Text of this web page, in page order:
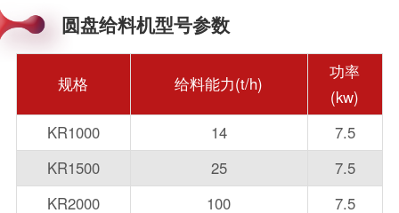
圆盘给料机型号参数
规格 给料能力(t/h)
功率
(kw)
KR1000
14
7.5
KR1500
25
7.5
KR2000
100
7.5